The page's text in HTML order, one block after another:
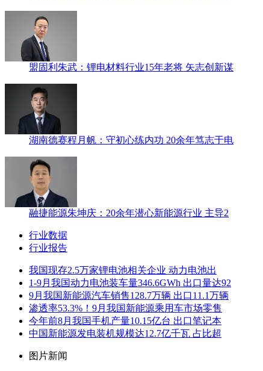
盟固利朱武：锂电材料行业15年老将 矢志创新谋
湖南德赛程月帆：守初心练内功 20余年笃志于电
融捷能源朱坤庆：20余年潜心新能源行业 主导2
行业数据
行业报告
我国现存2.5万家锂电池相关企业 动力电池出
1-9月我国动力电池装车量346.6GWh 出口量达92
9月我国新能源汽车销售128.7万辆 出口11.1万辆
渗透率53.3%！9月我国新能源乘用车市场零售
今年前8月我国手机产量10.15亿台 出口笔记本
中国新能源发电装机规模达12.7亿千瓦 占比超
图片新闻